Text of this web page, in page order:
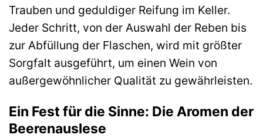
Trauben und geduldiger Reifung im Keller.
Jeder Schritt, von der Auswahl der Reben bis
zur Abfüllung der Flaschen, wird mit größter
Sorgfalt ausgeführt, um einen Wein von
außergewöhnlicher Qualität zu gewährleisten.
Ein Fest für die Sinne: Die Aromen der
Beerenauslese